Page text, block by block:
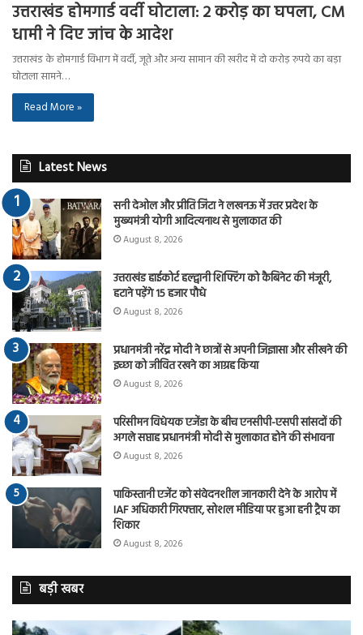
उत्तराखंड होमगार्ड वर्दी घोटाला: 2 करोड़ का घपला, CM
धामी ने दिए जांच के आदेश
उत्तराखंड के होमगार्ड विभाग में वर्दी, जूते और अन्य सामान की खरीद में दो करोड़ रुपये का बड़ा
घोटाला सामने…
Read More »
Latest News
सनी देओल और प्रीति जिंटा ने लखनऊ में उत्तर प्रदेश के
मुख्यमंत्री योगी आदित्यनाथ से मुलाकात की
August 8, 2026
उत्तराखंड हाईकोर्ट हल्द्वानी शिफ्टिंग को कैबिनेट की मंजूरी,
हटाने पड़ेंगे 15 हजार पौधे
August 8, 2026
प्रधानमंत्री नरेंद्र मोदी ने छात्रों से अपनी जिज्ञासा और सीखने की
इच्छा को जीवित रखने का आग्रह किया
August 8, 2026
परिसीमन विधेयक एजेंडा के बीच एनसीपी-एसपी सांसदों की
अगले सप्ताह प्रधानमंत्री मोदी से मुलाकात होने की संभावना
August 8, 2026
पाकिस्तानी एजेंट को संवेदनशील जानकारी देने के आरोप में
IAF अधिकारी गिरफ्तार, सोशल मीडिया पर हुआ हनी ट्रैप का
शिकार
August 8, 2026
बड़ी खबर